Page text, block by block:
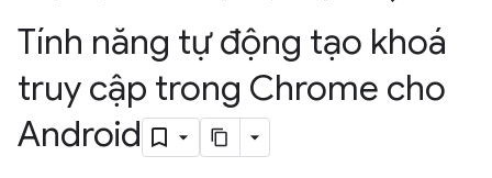
Tính năng tự động tạo khoá
truy cập trong Chrome cho
Android